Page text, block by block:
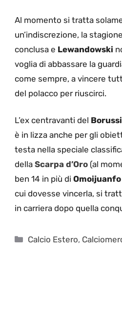
Al momento si tratta
un’indiscrezione, la
conclusa e Lewandowski
voglia di abbassare la
come sempre, a vincere
del polacco per riuscirci.
L’ex centravanti del
è in lizza anche per gli
testa nella speciale
della Scarpa d’Oro (al
ben 14 in più di Omoijuanfo
cui dovesse vincerla, si
in carriera dopo quella
Categorie
Calcio Estero,